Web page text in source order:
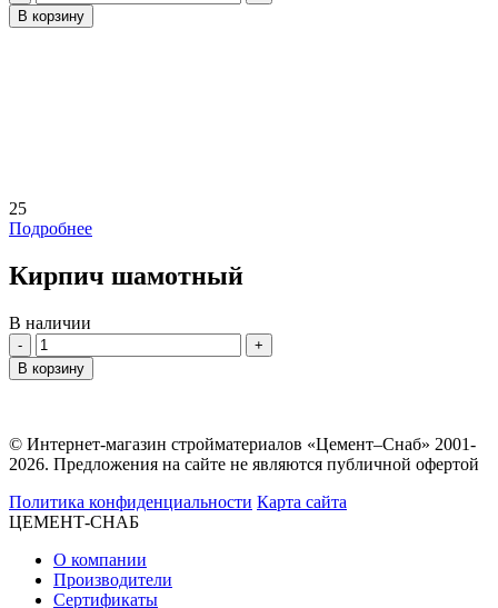
В корзину
25
Подробнее
Кирпич шамотный
В наличии
Количество
В корзину
© Интернет-магазин стройматериалов «Цемент–Снаб» 2001-
2026. Предложения на сайте не являются публичной офертой
Политика конфиденциальности Карта сайта
ЦЕМЕНТ-СНАБ
О компании
Производители
Сертификаты